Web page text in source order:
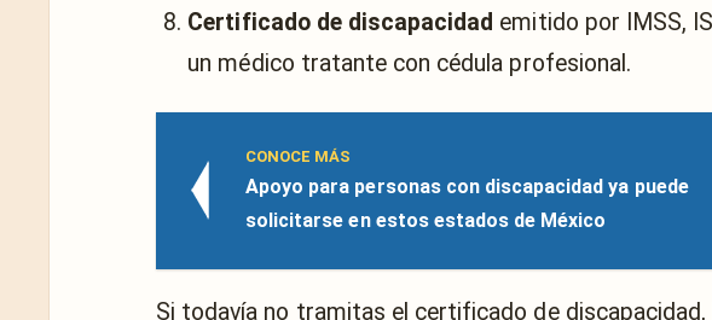
Certificado de discapacidad emitido por IMSS,
un médico tratante con cédula profesional.
CONOCE MÁS
Apoyo para personas con discapacidad ya puede
solicitarse en estos estados de México
Si todavía no tramitas el certificado de